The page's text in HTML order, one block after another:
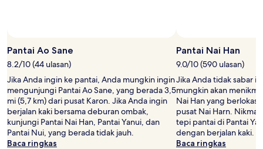
Pantai Ao Sane
8.2/10 (44 ulasan)
Jika Anda ingin ke pantai, Anda mungkin ingin
mengunjungi Pantai Ao Sane, yang berada 3,5
mi (5,7 km) dari pusat Karon. Jika Anda ingin
berjalan kaki bersama deburan ombak,
kunjungi Pantai Nai Han, Pantai Yanui, dan
Pantai Nui, yang berada tidak jauh.
Baca ringkas
Pantai Nai Han
9.0/10 (590 ulasan)
Jika Anda tidak sabar
mungkin akan
Nai Han yang berlokasi
pusat Nai Harn.
tepi pantai di Pantai
dengan berjalan kaki.
Baca ringkas